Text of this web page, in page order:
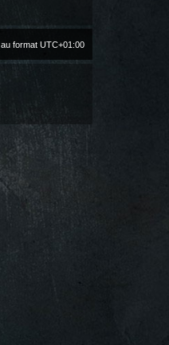
format UTC+01:00